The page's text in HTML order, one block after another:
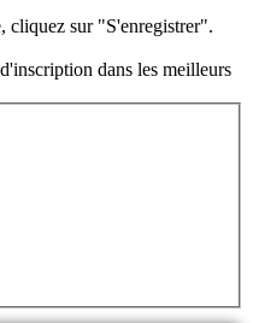
cliquez sur "S'enregistrer".
dans les meilleurs